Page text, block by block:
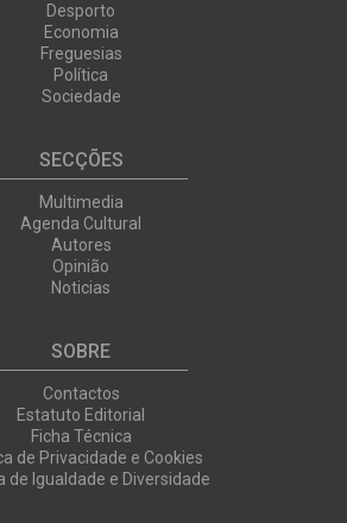
Desporto
Economia
Freguesias
Política
Sociedade
SECÇÕES
Multimedia
Agenda Cultural
Autores
Opinião
Noticias
SOBRE
Contactos
Estatuto Editorial
Ficha Técnica
de Privacidade e Cookies
de Igualdade e Diversidade